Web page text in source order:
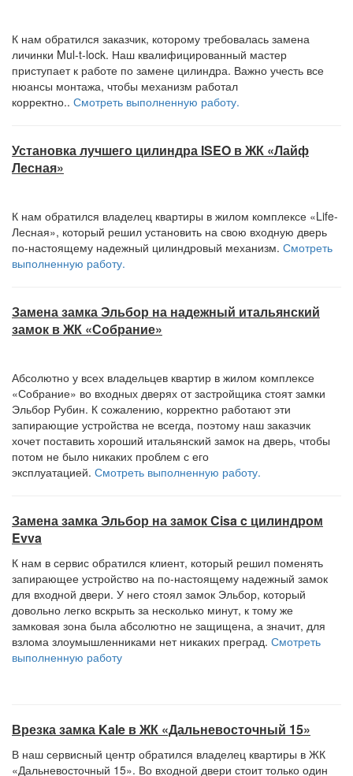
К нам обратился заказчик, которому требовалась замена
личинки Mul-t-lock. Наш квалифицированный мастер
приступает к работе по замене цилиндра. Важно учесть все
нюансы монтажа, чтобы механизм работал
корректно.. Смотреть выполненную работу.
Установка лучшего цилиндра ISEO в ЖК «Лайф
Лесная»
К нам обратился владелец квартиры в жилом комплексе «Life-
Лесная», который решил установить на свою входную дверь
по-настоящему надежный цилиндровый механизм. Смотреть
выполненную работу.
Замена замка Эльбор на надежный итальянский
замок в ЖК «Собрание»
Абсолютно у всех владельцев квартир в жилом комплексе
«Собрание» во входных дверях от застройщика стоят замки
Эльбор Рубин. К сожалению, корректно работают эти
запирающие устройства не всегда, поэтому наш заказчик
хочет поставить хороший итальянский замок на дверь, чтобы
потом не было никаких проблем с его
эксплуатацией. Смотреть выполненную работу.
Замена замка Эльбор на замок Cisa c цилиндром
Evva
К нам в сервис обратился клиент, который решил поменять
запирающее устройство на по-настоящему надежный замок
для входной двери. У него стоял замок Эльбор, который
довольно легко вскрыть за несколько минут, к тому же
замковая зона была абсолютно не защищена, а значит, для
взлома злоумышленниками нет никаких преград. Смотреть
выполненную работу
Врезка замка Kale в ЖК «Дальневосточный 15»
В наш сервисный центр обратился владелец квартиры в ЖК
«Дальневосточный 15». Во входной двери стоит только один